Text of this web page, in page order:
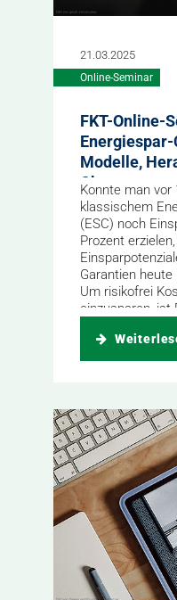
21.03.2025
Online-Seminar
FKT-Online-
Modelle,
Chancen
Konnte man
klassischem
(ESC) noch
Prozent
Garantien heute
Um risikofrei
einzusparen, ist